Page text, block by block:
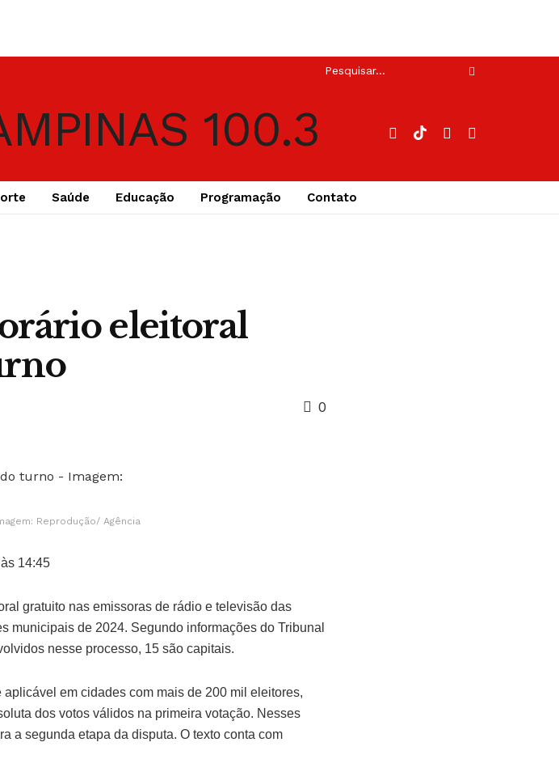
Saúde Educação Programação Contato
eleitoral
0
Reprodução/ Agência
14:45
gratuito nas emissoras de rádio e televisão das
municipais de 2024. Segundo informações do Tribunal
nesse processo, 15 são capitais.
em cidades com mais de 200 mil eleitores,
dos votos válidos na primeira votação. Nesses
a segunda etapa da disputa. O texto conta com